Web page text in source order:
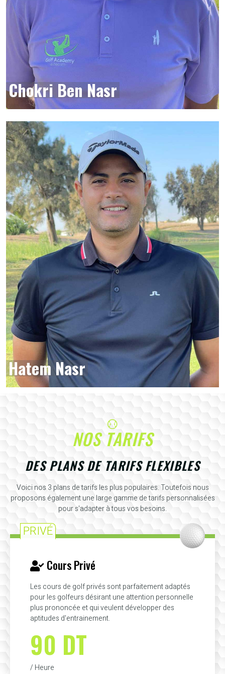
Chokri Ben Nasr
Hatem Nasr
NOS TARIFS
DES PLANS DE TARIFS FLEXIBLES
Voici nos 3 plans de tarifs les plus populaires. Toutefois nous
proposons également une large gamme de tarifs personnalisées
pour s'adapter à tous vos besoins.
PRIVÉ
Cours Privé
Les cours de golf privés sont parfaitement adaptés
pour les golfeurs désirant une attention personnelle
plus prononcée et qui veulent développer des
aptitudes d'entrainement.
90 DT
/ Heure